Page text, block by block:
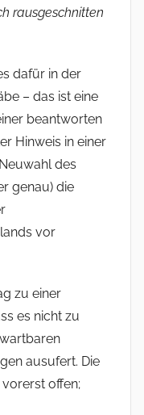
rausgeschnitten
dafür in der
– das ist eine
beantworten
Hinweis in einer
des
genau) die
vor
zu einer
es nicht zu
ausufert. Die
offen;